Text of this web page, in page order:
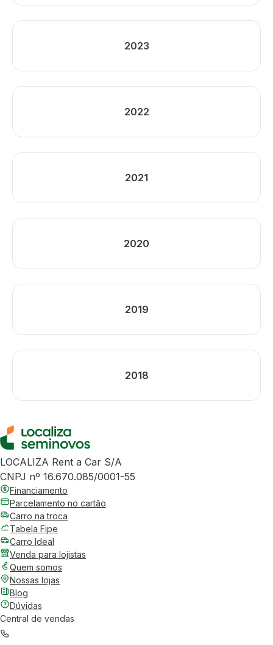
2023
2022
2021
2020
2019
2018
LOCALIZA Rent a Car S/A
CNPJ nº 16.670.085/0001-55
Financiamento
Parcelamento no cartão
Carro na troca
Tabela Fipe
Carro Ideal
Venda para lojistas
Quem somos
Nossas lojas
Blog
Dúvidas
Central de vendas